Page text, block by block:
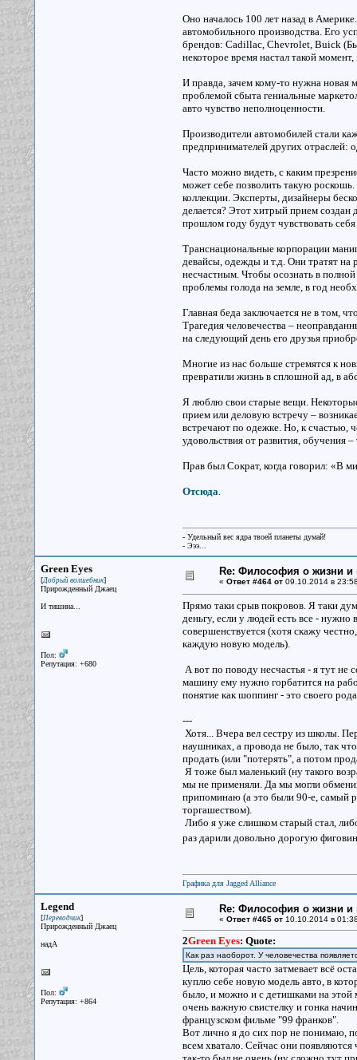
Оно началось 100 лет назад в
автомобильного производства. Его
брендов: Cadillac, Chevrolet, Buick
некоторое время настал такой
И правда, зачем кому-то нужна новая
проблемой сбыта гениальные
авто чувство неполноценности.
Производители автомобилей стали
предпринимателей других отраслей:
Часто можно видеть, с каким
может себе позволить такую
коллекции. Эксперты, дизайнеры
делается? Этот хитрый прием
прошлом году будут чувствовать
Транснациональные корпорации
девайсы, одежды и т.д. Они тратят на
несчастным. Чтобы осознать в
проблемы голода на земле, в год
Главная беда заключается не в том,
Трагедия человечества –
на следующий день его друзья
Многие из нас больше стремятся к
превратили жизнь в сплошной ад, в
Я люблю свои старые вещи.
прием или деловую встречу –
встречают по одежке. Но, к счастью,
удовольствия от развития, обучения
Прав был Сократ, когда говорил: «В
Отсюда.
- Удельный вес ядра твоей планеты думай!
- Эээ...
Green Eyes
[Добрый волшебник]
Прирожденный Джаец
И тишина...
Пол:
Репутация: +680
Re: Философия о жизни и
« Ответ #464 от09.10.2014 в
Прямо таки срыв покровов. Я таки
деньгу, если у людей есть все - нужно
совершенствуется (хотя скажу
каждую новую модель).
А вот по поводу несчастья - я тут не
машину ему нужно горбатится на
понятие как шоппинг - это своего
---
Хотя... Вчера вел сестру из школы.
наушниках, а провода не было, так
продать (или "потерять", а потом
Я тоже был маленький (ну такого
мы не применяли. Да мы могли
припоминаю (а это были 90-е, самый
торгашеством).
Либо я уже слишком старый стал,
раз дарили довольно дорогую
Графика для Jagged Alliance
Legend
[Переводчик]
Прирожденный Джаец
надА
Пол:
Репутация: +864
Re: Философия о жизни и
« Ответ #465 от10.10.2014 в
2Green Eyes: Quote:
Как раз наоборот. У человечества
Цель, которая часто затмевает всё
куплю себе новую модель авто, в
было, и можно и с детишками на этой
очень важную свистелку и гонка
французском фильме "99 франков".
Вот лично я до сих пор не понимаю,
всем хватало. Сейчас они